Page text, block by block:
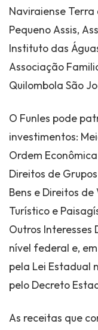
Naviraiense Terra
Pequeno Assis,
Instituto das
Associação
Quilombola São
O Funles pode
investimentos:
Ordem
Direitos de
Bens e Direitos
Turístico e
Outros Interesses
nível federal e,
pela Lei Estadual
pelo Decreto
As receitas que